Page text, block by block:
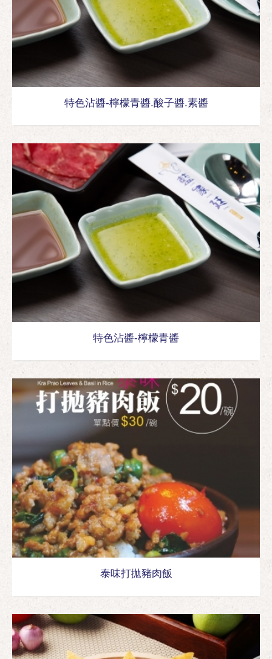
特色沾醬-檸檬青醬.酸子醬.素醬
特色沾醬-檸檬青醬
泰味打拋豬肉飯